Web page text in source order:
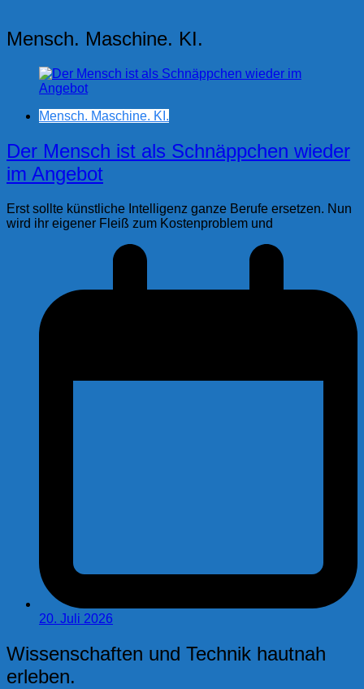
Mensch. Maschine. KI.
Mensch. Maschine. KI.
Der Mensch ist als Schnäppchen wieder
im Angebot
Erst sollte künstliche Intelligenz ganze Berufe ersetzen. Nun
wird ihr eigener Fleiß zum Kostenproblem und
20. Juli 2026
Wissenschaften und Technik hautnah
erleben.